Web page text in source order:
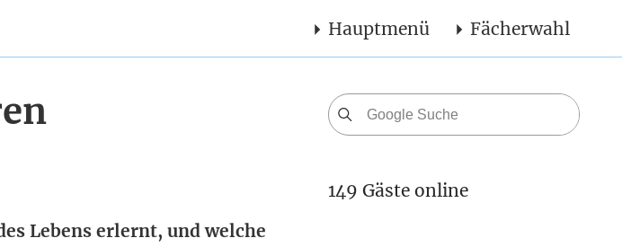
Hauptmenü Fächerwahl
Lebens erlernt, und welche
149 Gäste online